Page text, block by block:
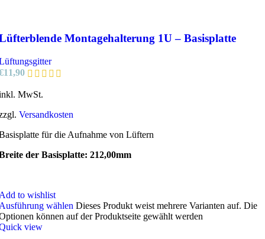
Montagehalterung 1U – Basisplatte
11,90
MwSt.
Versandkosten
für die Aufnahme von Lüftern
der Basisplatte: 212,00mm
to wishlist
wählen Dieses Produkt weist mehrere Varianten auf. Die
können auf der Produktseite gewählt werden
view